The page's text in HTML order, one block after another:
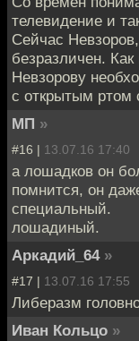
телевидение и
Сейчас
безразличен.
Невзорову
с открытым ртом
МП »
#16 | 13.07.16 17:40
а лошадков он
помнится, он
специальный.
лошадиный.
Аркадий_64 »
#17 | 13.07.16 17:55
Либеразм
Иван Кольцо »